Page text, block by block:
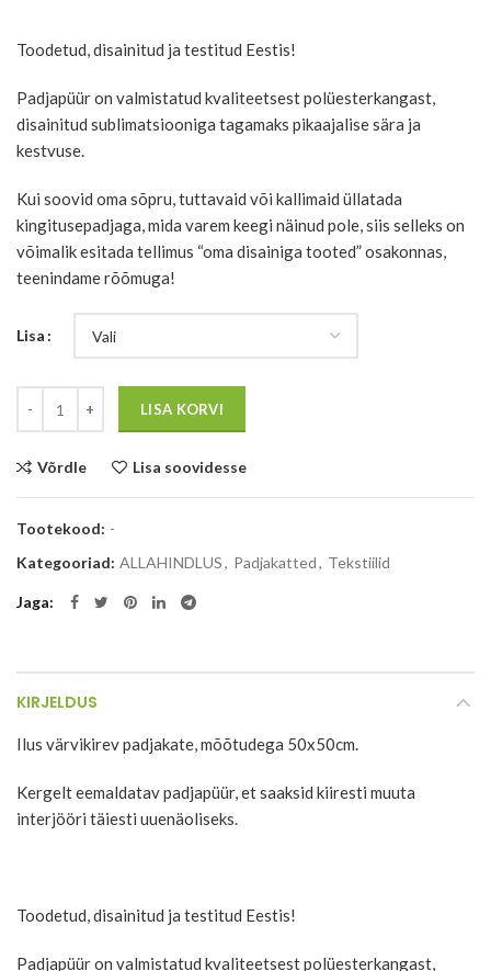
Toodetud, disainitud ja testitud Eestis!
Padjapüür on valmistatud kvaliteetsest polüesterkangast,
disainitud sublimatsiooniga tagamaks pikaajalise sära ja
kestvuse.
Kui soovid oma sõpru, tuttavaid või kallimaid üllatada
kingitusepadjaga, mida varem keegi näinud pole, siis selleks on
võimalik esitada tellimus “oma disainiga tooted” osakonnas,
teenindame rõõmuga!
Lisa
LISA KORVI
Võrdle Lisa soovidesse
Tootekood: -
Kategooriad: ALLAHINDLUS, Padjakatted, Tekstiilid
Jaga
KIRJELDUS
Ilus värvikirev padjakate, mõõtudega 50x50cm.
Kergelt eemaldatav padjapüür, et saaksid kiiresti muuta
interjööri täiesti uuenäoliseks.
Toodetud, disainitud ja testitud Eestis!
Padjapüür on valmistatud kvaliteetsest polüesterkangast,